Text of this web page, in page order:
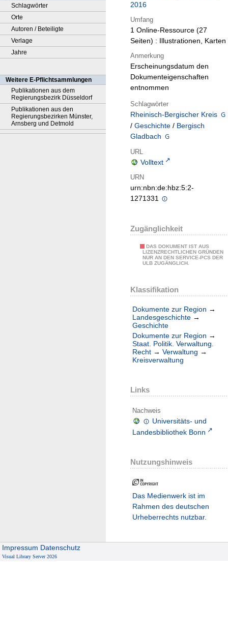
Schlagwörter
Orte
Autoren / Beteiligte
Verlage
Jahre
Weitere E-Pflichtsammlungen
Publikationen aus dem
Regierungsbezirk Düsseldorf
Publikationen aus den
Regierungsbezirken Münster,
Arnsberg und Detmold
2016
Umfang
1 Online-Ressource (27
Seiten) : Illustrationen, Karten
Anmerkung
Erscheinungsdatum den
Dokumenteigenschaften
entnommen
Schlagwörter
Rheinisch-Bergischer Kreis
/ Geschichte / Bergisch
Gladbach
URL
Volltext
URN
urn:nbn:de:hbz:5:2-
1271331
Zugänglichkeit
DAS DOKUMENT IST AUS
LIZENZRECHTLICHEN GRÜNDEN
NUR AN DEN SERVICE-PCS DER
ULB ZUGÄNGLICH.
Klassifikation
Dokumente zur Region →
Landesgeschichte →
Geschichte
Dokumente zur Region →
Staat. Politik. Verwaltung.
Recht → Verwaltung →
Kreisverwaltung
Links
Nachweis
Universitäts- und
Landesbibliothek Bonn
Nutzungshinweis
Das Medienwerk ist im
Rahmen des deutschen
Urheberrechts nutzbar.
Impressum Datenschutz
Visual Library Server 2026